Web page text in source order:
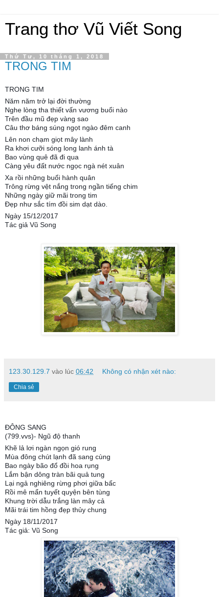
Trang thơ Vũ Viết Song
Thứ Tư, 10 tháng 1, 2018
TRONG TIM
TRONG TIM
Năm năm trở lại đời thường
Nghe lòng tha thiết vấn vương buổi nào
Trên đầu mũ đẹp vàng sao
Câu thơ báng súng ngọt ngào đêm canh
Lên non chạm giọt mây lành
Ra khơi cưỡi sóng long lanh ánh tà
Bao vùng quê đã đi qua
Càng yêu đất nước ngọc ngà nét xuân
Xa rồi những buổi hành quân
Trông rừng vệt nắng trong ngần tiếng chim
Những ngày giữ mãi trong tim
Đẹp như sắc tím đồi sim dạt dào.
Ngày 15/12/2017
Tác giả Vũ Song
123.30.129.7 vào lúc 06:42 Không có nhận xét nào:
Chia sẻ
ĐÔNG SANG
(799.vvs)- Ngũ độ thanh
Khẽ lả lơi ngàn ngọn gió rung
Mùa đông chút lạnh đã sang cùng
Bao ngày bão đổ đồi hoa rụng
Lắm bận dông tràn bãi quả tung
Lại ngả nghiêng rừng phơi giữa bấc
Rồi mê mẩn tuyết quyện bên tùng
Khung trời dẫu trắng làn mây cả
Mãi trái tim hồng đẹp thủy chung
Ngày 18/11/2017
Tác giả: Vũ Song